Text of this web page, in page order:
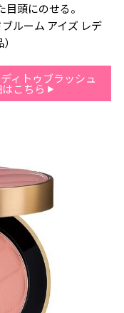
頭にのせる。
ルーム アイズ レデ
ィトゥブラッシュ
はこちら